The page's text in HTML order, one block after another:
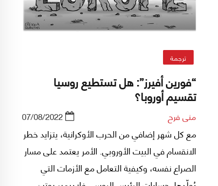
ترجمة
“فورين أفيرز”: هل تستطيع روسيا
تقسيم أوروبا؟
منى فرح 07/08/2022
مع كل شهر إضافي من الحرب الأوكرانية، يتزايد خطر
الانقسام في البيت الأوروبي. الأمر يعتمد على مسار
الصراع نفسه، وكيفية التعامل مع الأزمات التي